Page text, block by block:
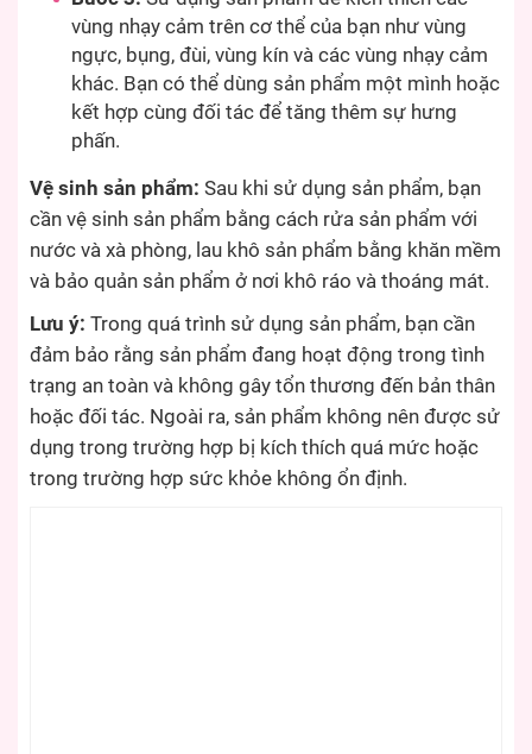
vùng nhạy cảm trên cơ thể của bạn như vùng
ngực, bụng, đùi, vùng kín và các vùng nhạy cảm
khác. Bạn có thể dùng sản phẩm một mình hoặc
kết hợp cùng đối tác để tăng thêm sự hưng
phấn.
Vệ sinh sản phẩm: Sau khi sử dụng sản phẩm, bạn
cần vệ sinh sản phẩm bằng cách rửa sản phẩm với
nước và xà phòng, lau khô sản phẩm bằng khăn mềm
và bảo quản sản phẩm ở nơi khô ráo và thoáng mát.
Lưu ý: Trong quá trình sử dụng sản phẩm, bạn cần
đảm bảo rằng sản phẩm đang hoạt động trong tình
trạng an toàn và không gây tổn thương đến bản thân
hoặc đối tác. Ngoài ra, sản phẩm không nên được sử
dụng trong trường hợp bị kích thích quá mức hoặc
trong trường hợp sức khỏe không ổn định.